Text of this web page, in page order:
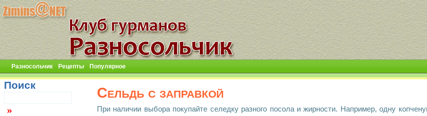
Разносольчик Рецепты Популярное
Сельдь с заправкой
При наличии выбора покупайте селедку разного посола и жирности. Например, одну
Поиск